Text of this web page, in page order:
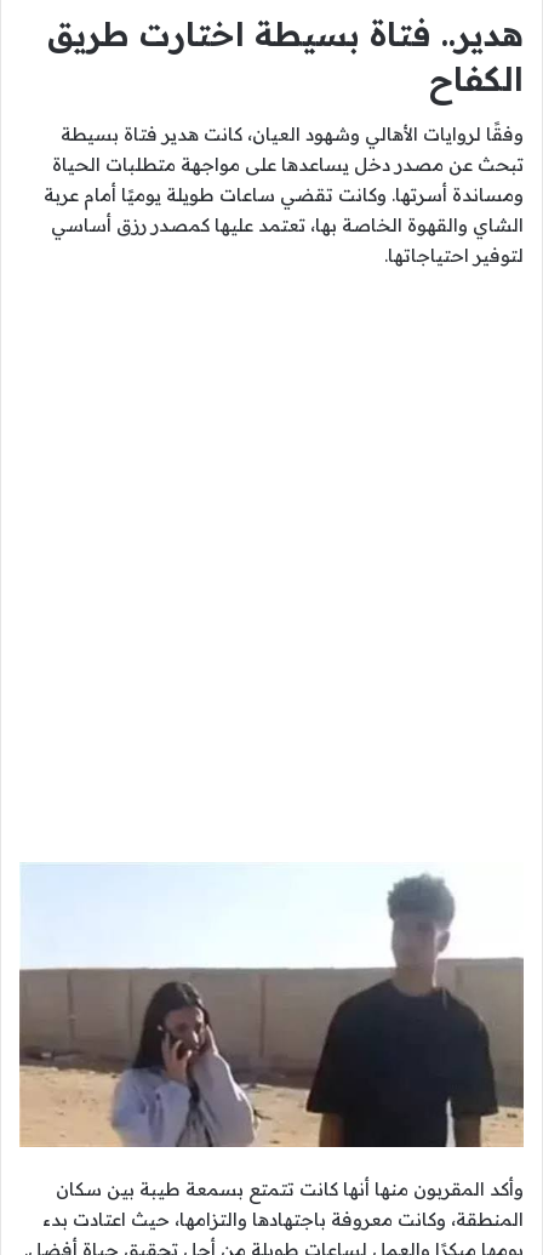
هدير.. فتاة بسيطة اختارت طريق
الكفاح
وفقًا لروايات الأهالي وشهود العيان، كانت هدير فتاة بسيطة
تبحث عن مصدر دخل يساعدها على مواجهة متطلبات الحياة
ومساندة أسرتها. وكانت تقضي ساعات طويلة يوميًا أمام عربة
الشاي والقهوة الخاصة بها، تعتمد عليها كمصدر رزق أساسي
لتوفير احتياجاتها.
وأكد المقربون منها أنها كانت تتمتع بسمعة طيبة بين سكان
المنطقة، وكانت معروفة باجتهادها والتزامها، حيث اعتادت بدء
يومها مبكرًا والعمل لساعات طويلة من أجل تحقيق حياة أفضل.